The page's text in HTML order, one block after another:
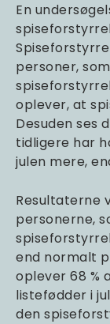
En
personer,
oplever, at
Desuden ses
tidligere har
julen mere,
Resultaterne
personerne,
end normalt
oplever 68 %
listefødder i
den